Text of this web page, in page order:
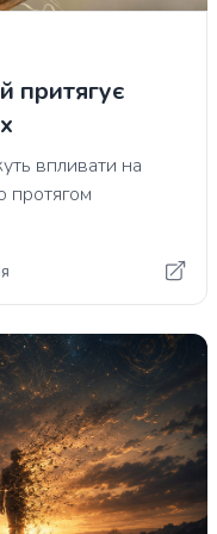
притягує
впливати на
протягом